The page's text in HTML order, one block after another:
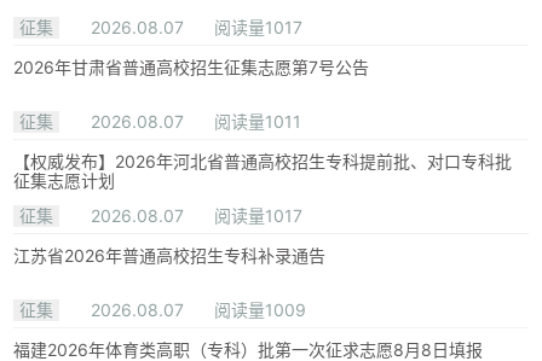
征集 2026.08.07
阅读量1017
2026年甘肃省普通高校招生征集志愿第7号公告
征集 2026.08.07
阅读量1011
【权威发布】2026年河北省普通高校招生专科提前批、对口专科批
征集志愿计划
征集
2026.08.07
阅读量1017
江苏省2026年普通高校招生专科补录通告
征集 2026.08.07
阅读量1009
福建2026年体育类高职（专科）批第一次征求志愿8月8日填报